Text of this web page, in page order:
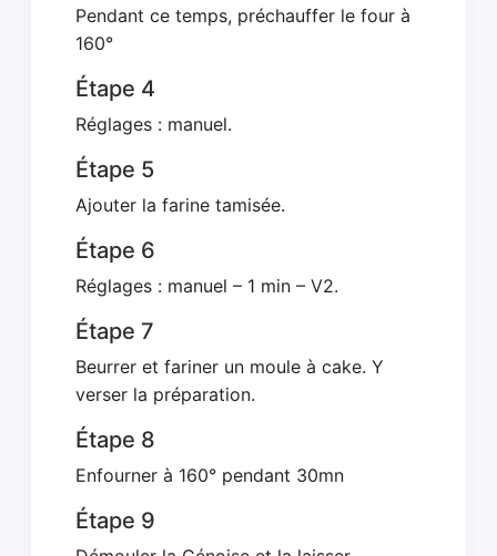
Pendant ce temps, préchauffer le four à
160°
Étape 4
Réglages : manuel.
Étape 5
Ajouter la farine tamisée.
Étape 6
Réglages : manuel – 1 min – V2.
Étape 7
Beurrer et fariner un moule à cake. Y
verser la préparation.
Étape 8
Enfourner à 160° pendant 30mn
Étape 9